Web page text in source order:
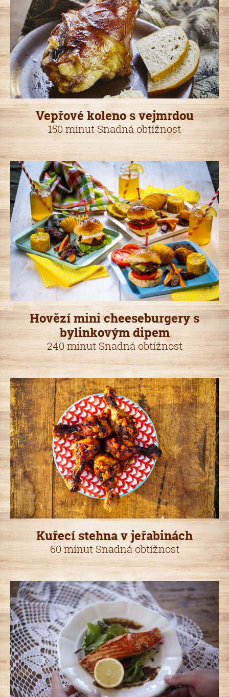
Vepřové koleno s vejmrdou
150 minut Snadná obtížnost
Hovězí mini cheeseburgery s
bylinkovým dipem
240 minut Snadná obtížnost
Kuřecí stehna v jeřabinách
60 minut Snadná obtížnost